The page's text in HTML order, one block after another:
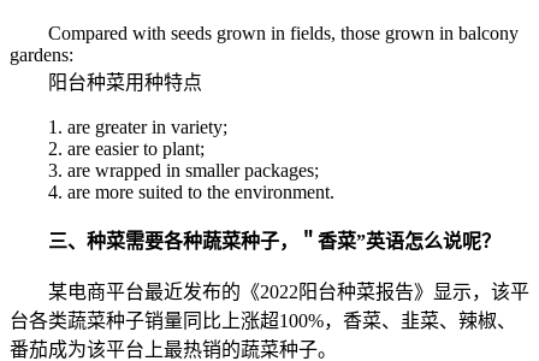
Compared with seeds grown in fields, those grown in balcony
gardens:
阳台种菜用种特点
1. are greater in variety;
2. are easier to plant;
3. are wrapped in smaller packages;
4. are more suited to the environment.
三、种菜需要各种蔬菜种子，＂香菜”英语怎么说呢？
某电商平台最近发布的《2022阳台种菜报告》显示，该平
台各类蔬菜种子销量同比上涨超100%，香菜、韭菜、辣椒、
番茄成为该平台上最热销的蔬菜种子。